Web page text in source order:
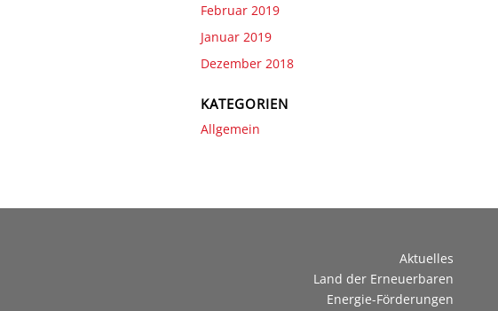
Februar 2019
Januar 2019
Dezember 2018
KATEGORIEN
Allgemein
Aktuelles
Land der Erneuerbaren
Energie-Förderungen